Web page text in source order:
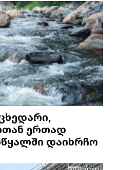
ერთად
დაიხრჩო